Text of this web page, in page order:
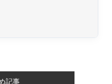
記事